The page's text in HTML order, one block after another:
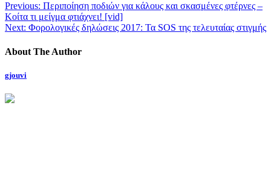
Previous: Περιποίηση ποδιών για κάλους και σκασμένες φτέρνες –
Κοίτα τι μείγμα φτιάχνει! [vid]
Next: Φορολογικές δηλώσεις 2017: Τα SOS της τελευταίας στιγμής
About The Author
gjouvi